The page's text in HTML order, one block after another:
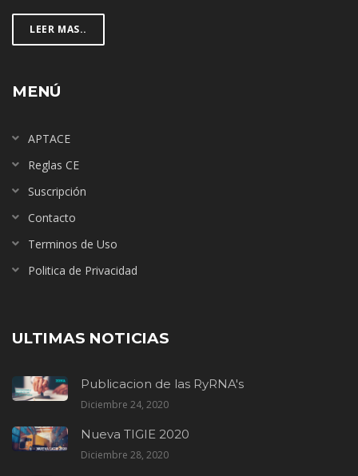
LEER MAS..
MENÚ
APTACE
Reglas CE
Suscripción
Contacto
Terminos de Uso
Politica de Privacidad
ULTIMAS NOTICIAS
Publicacion de las RyRNA's
Diciembre 24, 2020
Nueva TIGIE 2020
Diciembre 28, 2020